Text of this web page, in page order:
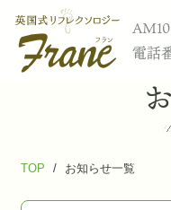
電話
TOP / お知らせ一覧